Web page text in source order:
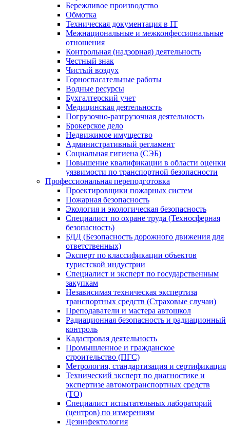
Бережливое производство
Обмотка
Техническая документация в IT
Межнациональные и межконфессиональные
отношения
Контрольная (надзорная) деятельность
Честный знак
Чистый воздух
Горноспасательные работы
Водные ресурсы
Бухгалтерский учет
Медицинская деятельность
Погрузочно-разгрузочная деятельность
Брокерское дело
Недвижимое имущество
Административный регламент
Социальная гигиена (СЭБ)
Повышение квалификации в области оценки
уязвимости по транспортной безопасности
Профессиональная переподготовка
Проектировщики пожарных систем
Пожарная безопасность
Экология и экологическая безопасность
Специалист по охране труда (Техносферная
безопасность)
БДД (Безопасность дорожного движения для
ответственных)
Эксперт по классификации объектов
туристской индустрии
Специалист и эксперт по государственным
закупкам
Независимая техническая экспертиза
транспортных средств (Страховые случаи)
Преподаватели и мастера автошкол
Радиационная безопасность и радиационный
контроль
Кадастровая деятельность
Промышленное и гражданское
строительство (ПГС)
Метрология, стандартизация и сертификация
Технический эксперт по диагностике и
экспертизе автомотранспортных средств
(ТО)
Специалист испытательных лабораторий
(центров) по измерениям
Дезинфектология